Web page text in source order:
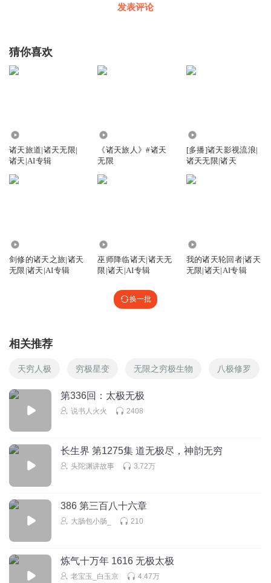
发表评论
猜你喜欢
诸天旅道|诸天无限|
诸天|AI专辑
《诸天旅人》#诸天
无限
[多播]诸天影视流浪|
诸天无限|诸天
剑修的诸天之旅|诸天
无限|诸天|AI专辑
巫师降临诸天|诸天无
限|诸天|AI专辑
我的诸天轮回者|诸天
无限|诸天|AI专辑
换一批
相关推荐
天穷人极 穷极星变 无限之穷极生物 八极修罗
第336回：太极无极
说书人火火 2408
长生界 第1275集 道无极尽，神韵无穷
头陀渊讲故事 3.72万
386 第三百八十六章
大肠包小肠_ 210
炼气十万年 1616 无极太极
老宝玉_白玉京 4.47万